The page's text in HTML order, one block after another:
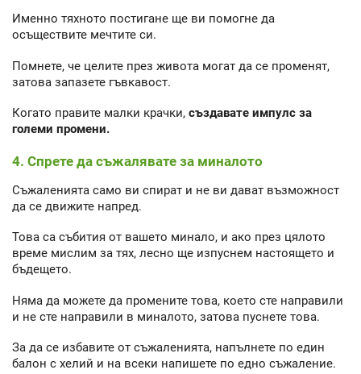
Именно тяхното постигане ще ви помогне да
осъществите мечтите си.
Помнете, че целите през живота могат да се променят,
затова запазете гъвкавост.
Когато правите малки крачки, създавате импулс за
големи промени.
4. Спрете да съжалявате за миналото
Съжаленията само ви спират и не ви дават възможност
да се движите напред.
Това са събития от вашето минало, и ако през цялото
време мислим за тях, лесно ще изпуснем настоящето и
бъдещето.
Няма да можете да промените това, което сте направили
и не сте направили в миналото, затова пуснете това.
За да се избавите от съжаленията, напълнете по един
балон с хелий и на всеки напишете по едно съжаление.